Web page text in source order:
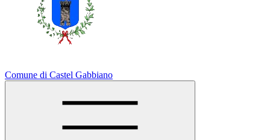
Comune di Castel Gabbiano